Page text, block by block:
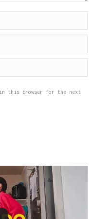
in this browser for the next